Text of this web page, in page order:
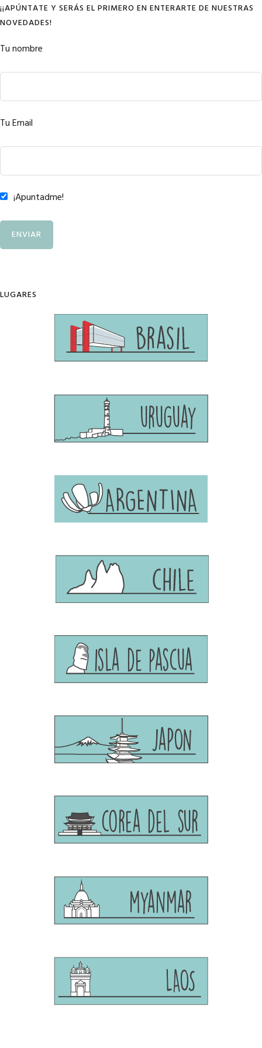
¡¡APÚNTATE Y SERÁS EL PRIMERO EN ENTERARTE DE NUESTRAS
NOVEDADES!
Tu nombre
Tu Email
¡Apuntadme!
LUGARES